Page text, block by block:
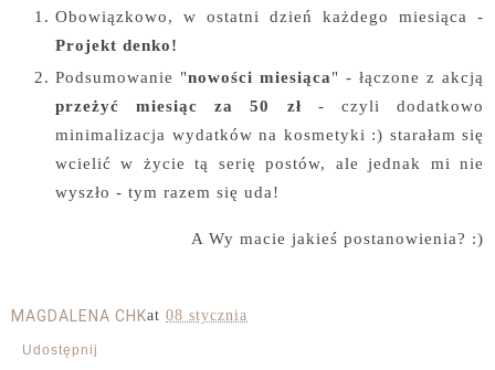
Obowiązkowo, w ostatni dzień każdego miesiąca -
Projekt denko!
Podsumowanie "nowości miesiąca" - łączone z akcją
przeżyć miesiąc za 50 zł - czyli dodatkowo
minimalizacja wydatków na kosmetyki :) starałam się
wcielić w życie tą serię postów, ale jednak mi nie
wyszło - tym razem się uda!
A Wy macie jakieś postanowienia? :)
MAGDALENA CHKat 08 stycznia
Udostępnij